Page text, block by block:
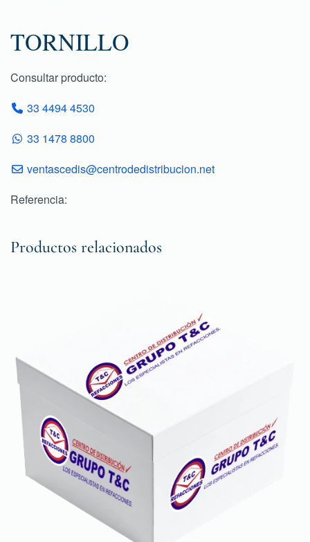
TORNILLO
Consultar producto:
33 4494 4530
33 1478 8800
ventascedis@centrodedistribucion.net
Referencia:
Productos relacionados